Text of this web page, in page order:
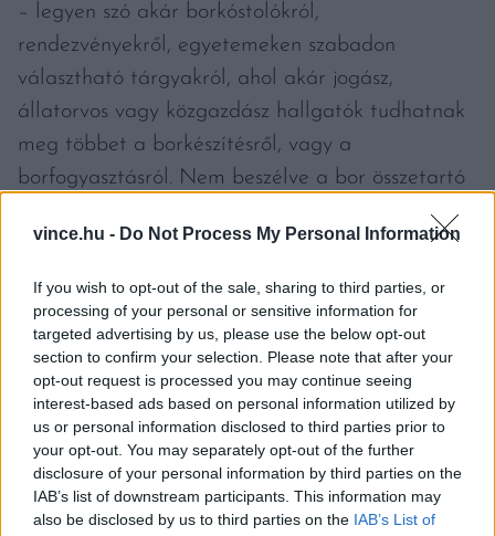
vince.hu - Do Not Process My Personal Information
If you wish to opt-out of the sale, sharing to third parties, or
processing of your personal or sensitive information for
targeted advertising by us, please use the below opt-out
section to confirm your selection. Please note that after your
opt-out request is processed you may continue seeing
interest-based ads based on personal information utilized by
us or personal information disclosed to third parties prior to
your opt-out. You may separately opt-out of the further
disclosure of your personal information by third parties on the
IAB’s list of downstream participants. This information may
also be disclosed by us to third parties on the IAB’s List of
– legyen szó akár borkóstolókról,
rendezvényekről, egyetemeken szabadon
választható tárgyakról, ahol akár jogász,
állatorvos vagy közgazdász hallgatók tudhatnak
meg többet a borkészítésről, vagy a
borfogyasztásról. Nem beszélve a bor összetartó
erejéről, akár egy egyetem utáni, délutáni baráti
beszélgetés során
Az új elnökség nagyon motivált és izgatott, sok
tervük van a jövőre nézve a Junibor Egyesület és
a saját, fiatal generációjuk aktív
kommunikációjával és találkozásával
kapcsolatban.